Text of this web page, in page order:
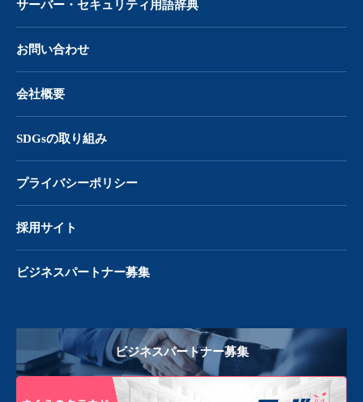
サーバー・ セキュリティ用語辞典
お問い合わせ
会社概要
SDGsの取り組み
プライバシーポリシー
採用サイト
ビジネスパートナー募集
ビジネスパートナー募集